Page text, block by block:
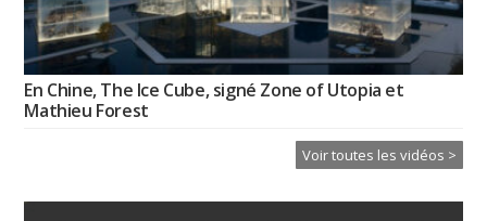
En Chine, The Ice Cube, signé Zone of Utopia et
Mathieu Forest
Voir toutes les vidéos >